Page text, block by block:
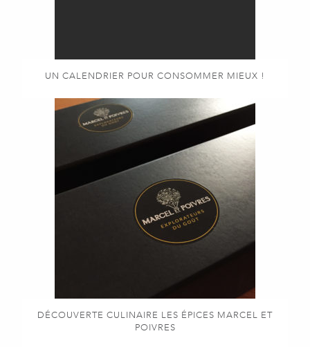
UN CALENDRIER POUR CONSOMMER MIEUX !
DÉCOUVERTE CULINAIRE LES ÉPICES MARCEL ET
POIVRES